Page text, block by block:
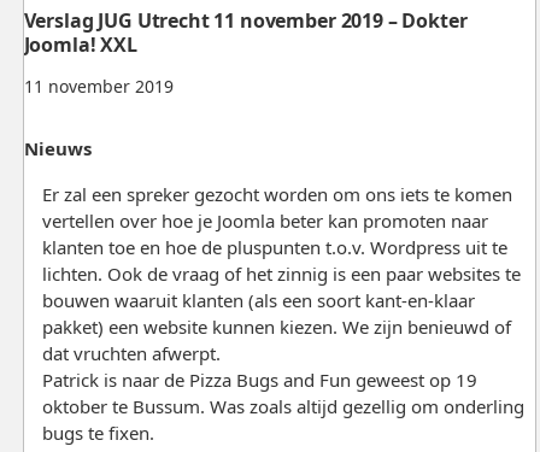
11 november 2019
Verslag JUG Utrecht 11 november 2019 – Dokter
Joomla! XXL
Nieuws
Er zal een spreker gezocht worden om ons iets te komen
vertellen over hoe je Joomla beter kan promoten naar
klanten toe en hoe de pluspunten t.o.v. Wordpress uit te
lichten. Ook de vraag of het zinnig is een paar websites te
bouwen waaruit klanten (als een soort kant-en-klaar
pakket) een website kunnen kiezen. We zijn benieuwd of
dat vruchten afwerpt.
Patrick is naar de Pizza Bugs and Fun geweest op 19
oktober te Bussum. Was zoals altijd gezellig om onderling
bugs te fixen.